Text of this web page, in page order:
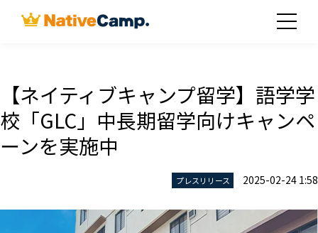
【ネイティブキャンプ留学】語学学
校「GLC」中長期留学向けキャンペ
ーンを実施中
プレスリリース 2025-02-24 1:58